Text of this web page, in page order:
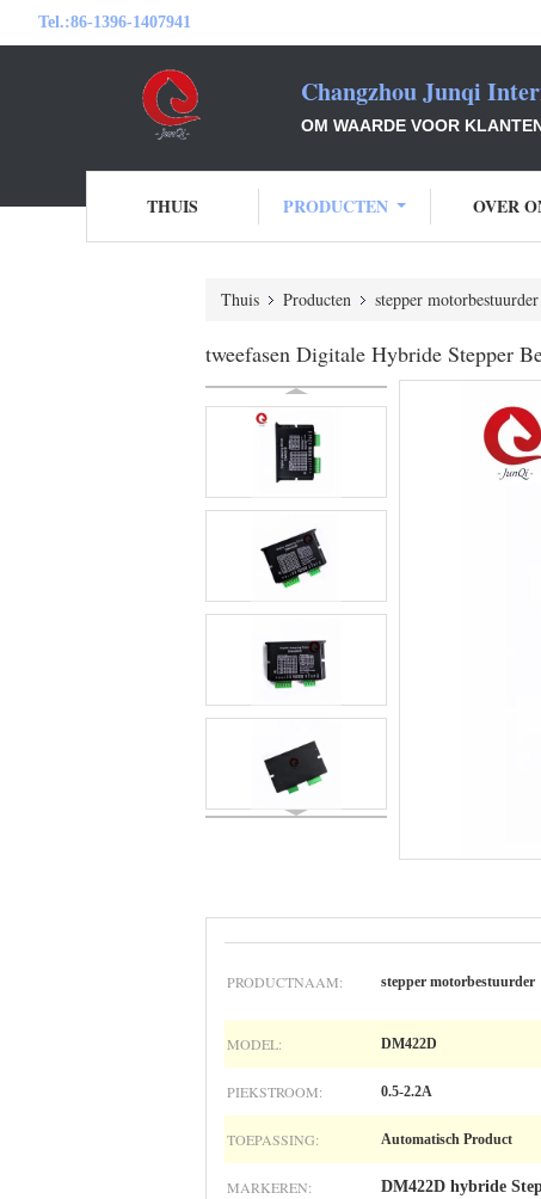
Tel.:86-1396-1407941
Changzhou Junqi
OM WAARDE VOOR
THUIS PRODUCTEN OVER
Thuis Producten stepper motorbestuurder
tweefasen Digitale Hybride Stepper
PRODUCTNAAM: stepper motorbestuurder
MODEL: DM422D
PIEKSTROOM: 0.5-2.2A
TOEPASSING: Automatisch Product
MARKEREN: DM422D hybride